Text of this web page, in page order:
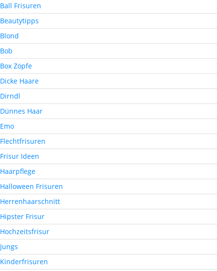
Ball Frisuren
Beautytipps
Blond
Bob
Box Zöpfe
Dicke Haare
Dirndl
Dünnes Haar
Emo
Flechtfrisuren
Frisur Ideen
Haarpflege
Halloween Frisuren
Herrenhaarschnitt
Hipster Frisur
Hochzeitsfrisur
Jungs
Kinderfrisuren